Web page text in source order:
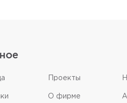
Проекты
О фирме